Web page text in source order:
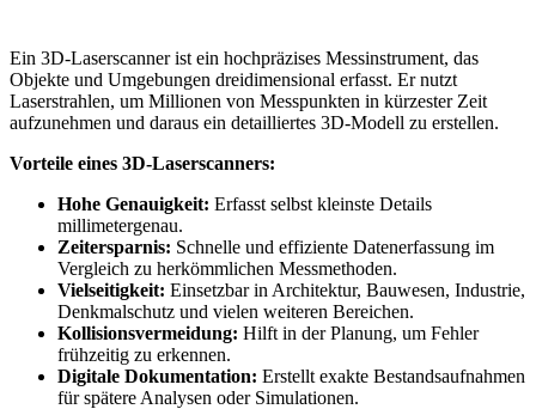
Ein 3D-Laserscanner ist ein hochpräzises Messinstrument, das
Objekte und Umgebungen dreidimensional erfasst. Er nutzt
Laserstrahlen, um Millionen von Messpunkten in kürzester Zeit
aufzunehmen und daraus ein detailliertes 3D-Modell zu erstellen.
Vorteile eines 3D-Laserscanners:
Hohe Genauigkeit: Erfasst selbst kleinste Details
millimetergenau.
Zeitersparnis: Schnelle und effiziente Datenerfassung im
Vergleich zu herkömmlichen Messmethoden.
Vielseitigkeit: Einsetzbar in Architektur, Bauwesen, Industrie,
Denkmalschutz und vielen weiteren Bereichen.
Kollisionsvermeidung: Hilft in der Planung, um Fehler
frühzeitig zu erkennen.
Digitale Dokumentation: Erstellt exakte Bestandsaufnahmen
für spätere Analysen oder Simulationen.